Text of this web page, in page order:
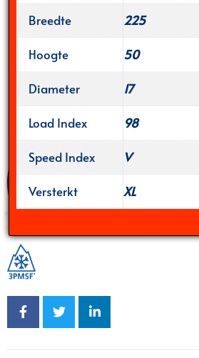
Breedte
225
Hoogte
50
Diameter
17
Load Index
98
Speed Index
V
Versterkt
XL